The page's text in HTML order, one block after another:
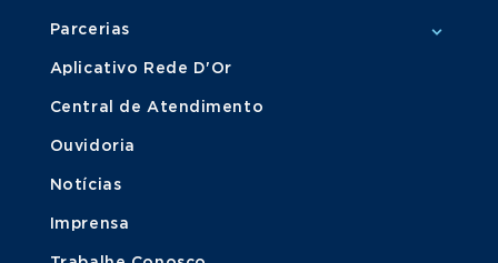
Parcerias
Aplicativo Rede D'Or
Central de Atendimento
Ouvidoria
Notícias
Imprensa